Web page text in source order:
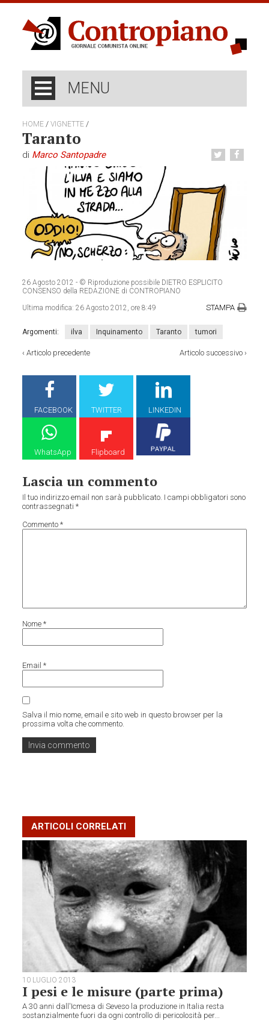
MENU
HOME /VIGNETTE /
Taranto
di Marco Santopadre
26 Agosto 2012 - © Riproduzione possibile DIETRO ESPLICITO
CONSENSO della REDAZIONE di CONTROPIANO
Ultima modifica:26 Agosto 2012, ore 8:49 STAMPA
Argomenti: ilva Inquinamento Taranto tumori
‹Articolo precedente Articolo successivo›
FACEBOOK TWITTER LINKEDIN
WhatsApp Flipboard
Lascia un commento
Il tuo indirizzo email non sarà pubblicato. I campi obbligatori sono
contrassegnati*
Commento*
Nome*
Email*
Salva il mio nome, email e sito web in questo browser per la
prossima volta che commento.
ARTICOLI CORRELATI
10 LUGLIO 2013
I pesi e le misure (parte prima)
A 30 anni dall'Icmesa di Seveso la produzione in Italia resta
sostanzialmente fuori da ogni controllo di pericolosità per...